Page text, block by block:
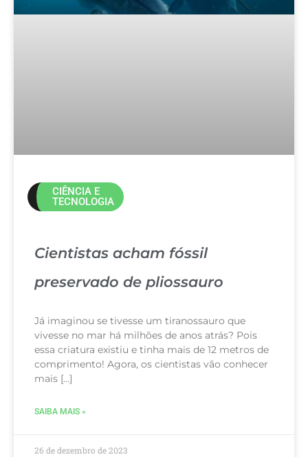
CIÊNCIA E
TECNOLOGIA
Cientistas acham fóssil
preservado de pliossauro
Já imaginou se tivesse um tiranossauro que
vivesse no mar há milhões de anos atrás? Pois
essa criatura existiu e tinha mais de 12 metros de
comprimento! Agora, os cientistas vão conhecer
mais […]
SAIBA MAIS »
26 de dezembro de 2023